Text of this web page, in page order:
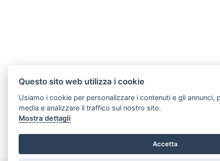
Questo sito web utilizza i cookie
Usiamo i cookie per personalizzare i contenuti e gli annunci,
media e analizzare il traffico sul nostro sito.
Mostra dettagli
Accetta